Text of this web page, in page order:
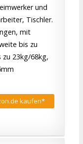
und
Tischler.
mit
bis zu
23kg/68kg,
kaufen*